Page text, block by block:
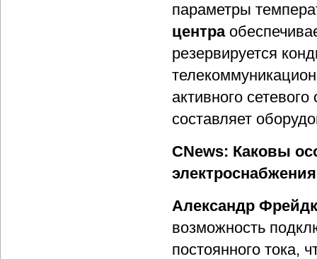
параметры
центра
резервируется
активного
составляет
CNews: Каковы
Александр
возможность
постоянного тока,